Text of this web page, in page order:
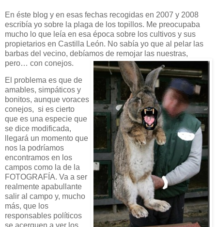
En éste blog y en esas fechas recogidas en 2007 y 2008
escribía yo sobre la plaga de los topillos. Me preocupaba
mucho lo que leía en esa época sobre los cultivos y sus
propietarios en Castilla León. No sabía yo que al pelar las
barbas del vecino, debíamos de remojar las nuestras,
pero… con conejos.
El problema es que de
amables, simpáticos y
bonitos, aunque voraces
conejos, si es cierto
que es una especie que
se dice modificada,
llegará un momento que
nos la podríamos
encontramos en los
campos como la de la
FOTOGRAFÍA. Va a ser
realmente apabullante
salir al campo y, mucho
más, que los
responsables políticos